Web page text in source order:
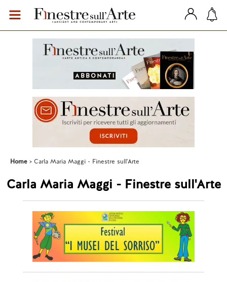
Home Carla Maria Maggi - Finestre sull'Arte
Carla Maria Maggi - Finestre sull'Arte